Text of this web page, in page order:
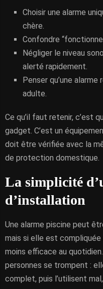
Choisir une alarme
chère.
Confondre
Négliger le niveau
alerté rapidement.
Penser qu’une alarme
adulte.
Ce qu’il faut retenir, c’est
gadget. C’est un
doit être vérifiée avec la
de protection domestique.
La simplicité
d’installation
Une alarme piscine peut
mais si elle est
moins efficace au
personnes se trompent :
complet, puis l’utilisent